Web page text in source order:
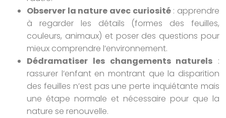
Observer la nature avec curiosité: apprendre
à regarder les détails (formes des feuilles,
couleurs, animaux) et poser des questions pour
mieux comprendre l’environnement.
Dédramatiser les changements naturels :
rassurer l’enfant en montrant que la disparition
des feuilles n’est pas une perte inquiétante mais
une étape normale et nécessaire pour que la
nature se renouvelle.